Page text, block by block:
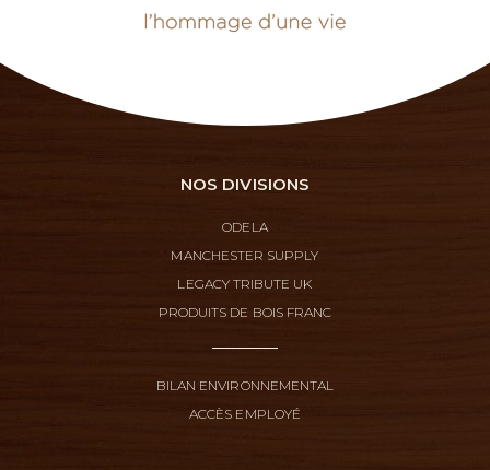
NOS DIVISIONS
ODELA
MANCHESTER SUPPLY
LEGACY TRIBUTE UK
PRODUITS DE BOIS FRANC
BILAN ENVIRONNEMENTAL
ACCÈS EMPLOYÉ